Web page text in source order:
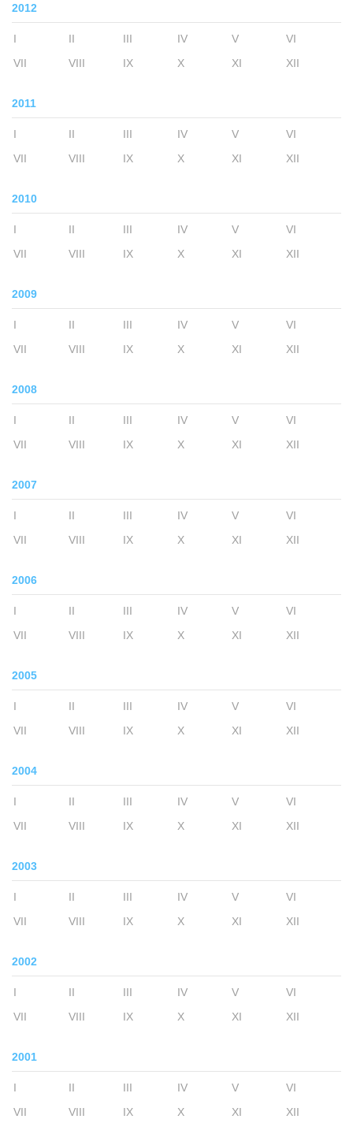
2012
I II III IV V
VI
VII
VIII IX X XI XII
2011
I II III IV V
VI
VII
VIII IX X XI XII
2010
I II III IV V
VI
VII
VIII IX X XI XII
2009
I II III IV V
VI
VII
VIII IX X XI XII
2008
I II III IV V
VI
VII
VIII IX X XI XII
2007
I II III IV V
VI
VII
VIII IX X XI XII
2006
I II III IV V
VI
VII
VIII IX X XI XII
2005
I II III IV V
VI
VII
VIII IX X XI XII
2004
I II III IV V
VI
VII
VIII IX X XI XII
2003
I II III IV V
VI
VII
VIII IX X XI XII
2002
I II III IV V
VI
VII
VIII IX X XI XII
2001
I II III IV V
VI
VII
VIII IX X XI XII